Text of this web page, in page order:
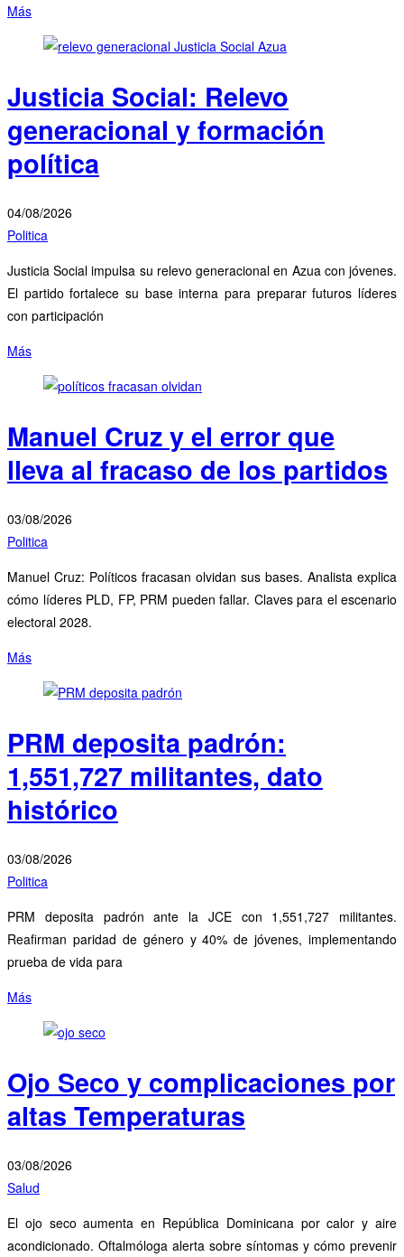
Más
Justicia Social: Relevo
generacional y formación
política
04/08/2026
Politica
Justicia Social impulsa su relevo generacional en Azua con jóvenes.
El partido fortalece su base interna para preparar futuros líderes
con participación
Más
Manuel Cruz y el error que
lleva al fracaso de los partidos
03/08/2026
Politica
Manuel Cruz: Políticos fracasan olvidan sus bases. Analista explica
cómo líderes PLD, FP, PRM pueden fallar. Claves para el escenario
electoral 2028.
Más
PRM deposita padrón:
1,551,727 militantes, dato
histórico
03/08/2026
Politica
PRM deposita padrón ante la JCE con 1,551,727 militantes.
Reafirman paridad de género y 40% de jóvenes, implementando
prueba de vida para
Más
Ojo Seco y complicaciones por
altas Temperaturas
03/08/2026
Salud
El ojo seco aumenta en República Dominicana por calor y aire
acondicionado. Oftalmóloga alerta sobre síntomas y cómo prevenir